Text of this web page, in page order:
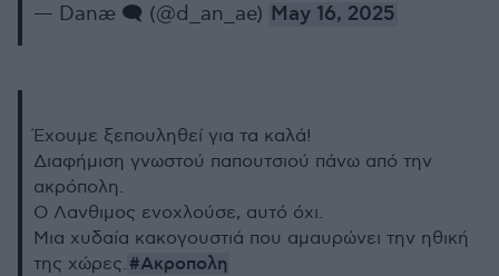
— Danæ 🗨 (@d_an_ae) May 16, 2025
Έχουμε ξεπουληθεί για τα καλά!
Διαφήμιση γνωστού παπουτσιού πάνω από την
ακρόπολη.
Ο Λανθιμος ενοχλούσε, αυτό όχι.
Μια χυδαία κακογουστιά που αμαυρώνει την ηθική
της χώρες. #Ακροπολη